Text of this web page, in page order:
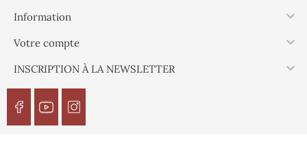
Information 
Votre compte 
INSCRIPTION À LA NEWSLETTER 